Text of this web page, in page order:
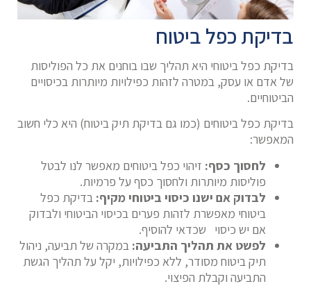
בדיקת כפל ביטוח
בדיקת כפל ביטוחי היא תהליך שבו בוחנים את כל הפוליסות
של אדם או עסק, במטרה לזהות כפילויות מיותרות בכיסויים
הביטוחיים.
בדיקת כפל ביטוחים (כמו גם בדיקת תיק ביטוח) היא כלי חשוב
המאפשר:
לחסוך כסף: זיהוי כפל ביטוחים מאפשר לנו לבטל
פוליסות מיותרות ולחסוך כסף על פרמיות.
לבדוק אם ישנו כיסוי ביטוחי מקיף: בדיקת כפל
ביטוחי מאפשרת לזהות פערים בכיסוי הביטוחי ולבדוק
אם יש כיסוי שכדאי להוסיף.
לפשט את תהליך התביעה: במקרה של תביעה, ניהול
תיק ביטוח מסודר, ללא כפילויות, יקל על תהליך הגשת
התביעה וקבלת הפיצוי.